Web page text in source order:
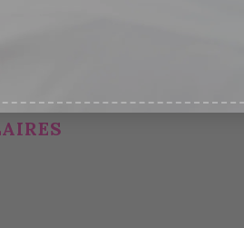
de beaucoup de contraintes.